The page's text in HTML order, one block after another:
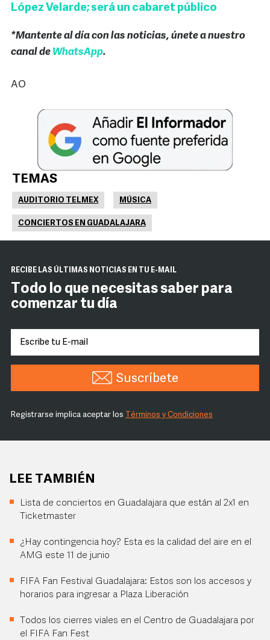
López Velarde; será un cabaret público
*Mantente al día con las noticias, únete a nuestro
canal de WhatsApp.
AO
TEMAS
AUDITORIO TELMEX MÚSICA
CONCIERTOS EN GUADALAJARA
RECIBE LAS ÚLTIMAS NOTICIAS EN TU E-MAIL
Todo lo que necesitas saber para
comenzar tu día
Suscríbete
Registrarse implica aceptar los Términos y Condiciones
LEE TAMBIÉN
Lista de conciertos en Guadalajara que están al 2x1 en
Ticketmaster
¿Hay contingencia hoy? Esta es la calidad del aire en el
AMG este 11 de junio
FIFA Fan Festival Guadalajara: Estos son los accesos y
horarios para ingresar a Plaza Liberación
Todos los cierres viales en el Centro de Guadalajara por
el FIFA Fan Fest